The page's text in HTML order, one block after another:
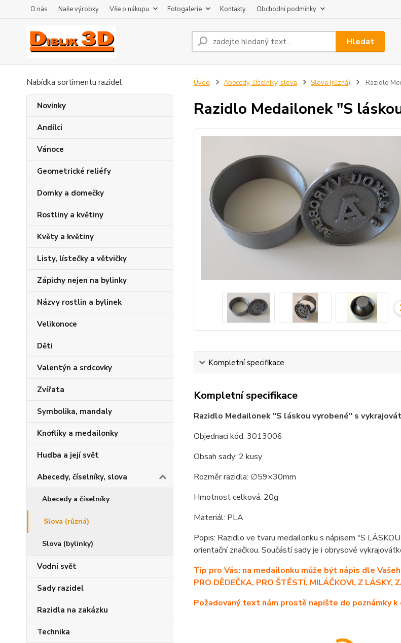
O nás Naše výrobky Vše o nákupu Fotogalerie Kontakty Obchodní podmínky
Hledat
Nabídka sortimentu razidel
Novinky
Andílci
Vánoce
Geometrické reliéfy
Domky a domečky
Rostliny a květiny
Květy a květiny
Listy, lístečky a větvičky
Zápichy nejen na bylinky
Názvy rostlin a bylinek
Velikonoce
Děti
Valentýn a srdcovky
Zvířata
Symbolika, mandaly
Knoflíky a medailonky
Hudba a její svět
Abecedy, číselníky, slova
Abecedy a číselníky
Slova (různá)
Slova (bylinky)
Vodní svět
Sady razidel
Razidla na zakázku
Technika
Úvod Abecedy, číselníky, slova Slova (různá) Razidlo
Razidlo Medailonek "S
Kompletní specifikace
Kompletní specifikace
Razidlo Medailonek "S láskou vyrobené" s
Objednací kód: 3013006
Obsah sady: 2 kusy
Rozměr razidla: ∅59×30mm
Hmotnost celková: 20g
Materiál: PLA
Popis: Razidlo ve tvaru medailonku s nápisem "S
orientační značkou. Součástí sady je i obrysové
Tip pro Vás: na medailonku může být nápis dle
PRO DĚDEČKA, PRO ŠTĚSTÍ, MILÁČKOVI, Z LÁSKY,
Požadovaný text nám prostě napište do poznámky k